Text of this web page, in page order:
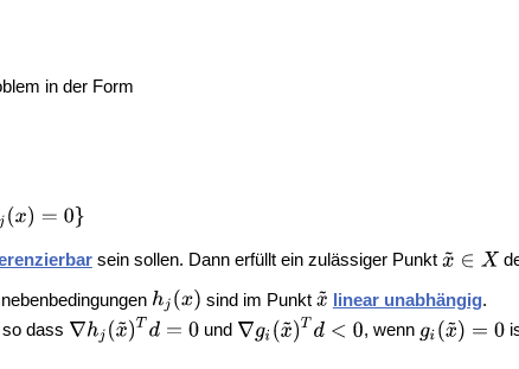
in der Form
sein sollen. Dann erfüllt ein zulässiger Punkt
sind im Punkt linear unabhängig.
so dass und , wenn